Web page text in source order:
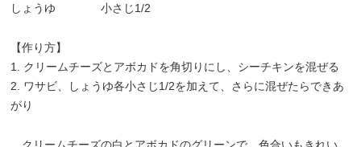
しょうゆ 小さじ1/2
【作り方】
1. クリームチーズとアボカドを角切りにし、シーチキンを混ぜる
2. ワサビ、しょうゆ各小さじ1/2を加えて、さらに混ぜたらできあ
がり
クリームチーズの白とアボカドのグリーンで、色合いもきれい。